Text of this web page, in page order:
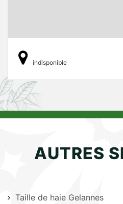
indisponible
AUTRES
Taille de haie Gelannes